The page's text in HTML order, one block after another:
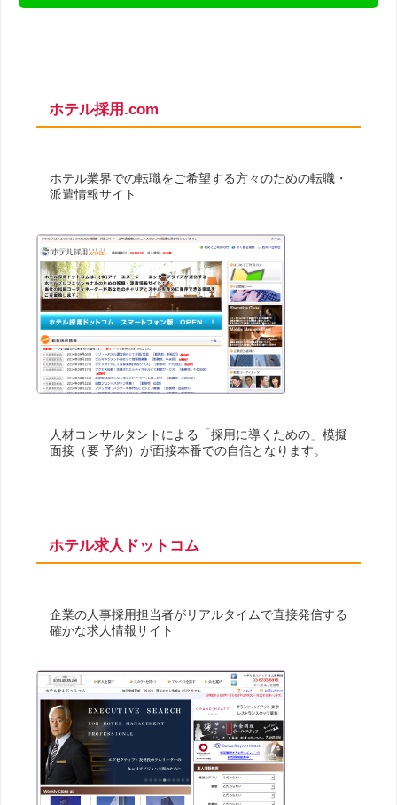
ホテル採用.com
ホテル業界での転職をご希望する方々のための転職・
派遣情報サイト
人材コンサルタントによる「採用に導くための」模擬
面接（要 予約）が面接本番での自信となります。
ホテル求人ドットコム
企業の人事採用担当者がリアルタイムで直接発信する
確かな求人情報サイト